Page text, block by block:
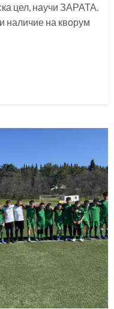
цел, научи ЗАРАТА.
наличие на кворум